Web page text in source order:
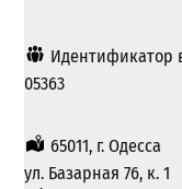
Идентификатор в
05363
65011, г. Одесса
ул. Базарная 76, к. 1